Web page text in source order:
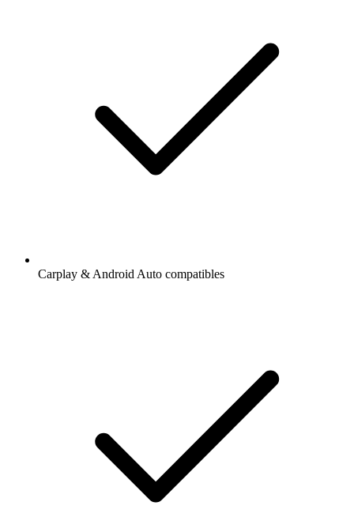
Carplay & Android Auto compatibles